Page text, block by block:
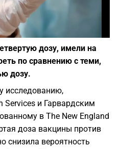
дозу, имели на
по сравнению с теми,
дозу.
исследованию,
Services и Гарвардским
в The New England
доза вакцины против
снизила вероятность